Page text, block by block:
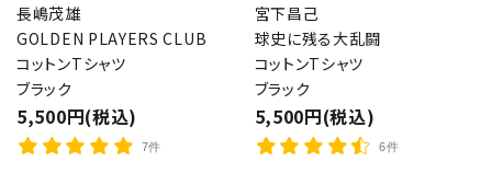
長嶋茂雄
GOLDEN PLAYERS CLUB
コットンTシャツ
ブラック
5,500円(税込)
7件
宮下昌己
球史に残る大乱闘
コットンTシャツ
ブラック
5,500円(税込)
6件